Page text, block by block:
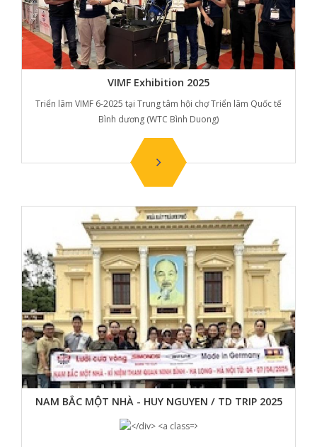
VIMF Exhibition 2025
Triển lãm VIMF 6-2025 tại Trung tâm hội chợ Triển lãm Quốc tế
Bình dương (WTC Bình Duong)
NAM BẮC MỘT NHÀ - HUY NGUYEN / TD TRIP 2025